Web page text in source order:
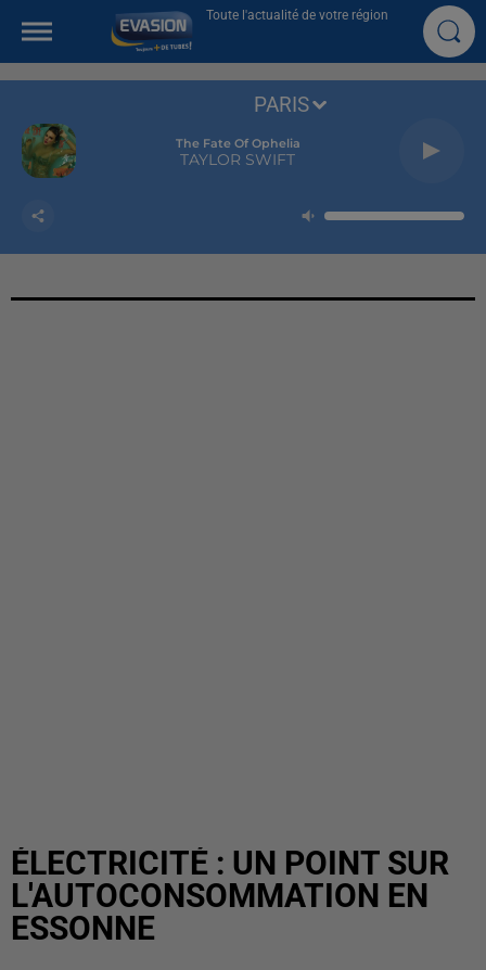
Toute l'actualité de votre région
The Fate Of Ophelia
TAYLOR SWIFT
PARIS
ÉLECTRICITÉ : UN POINT SUR
L'AUTOCONSOMMATION EN
ESSONNE